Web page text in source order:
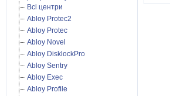
Всі центри
Abloy Protec2
Abloy Protec
Abloy Novel
Abloy DisklockPro
Abloy Sentry
Abloy Exec
Abloy Profile